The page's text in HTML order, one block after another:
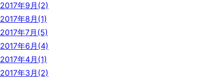
2017年9月(2)
2017年8月(1)
2017年7月(5)
2017年6月(4)
2017年4月(1)
2017年3月(2)